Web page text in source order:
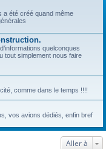
a été créé quand même
quelconques
tout simplement nous faire
comme dans le temps !!!!
vos avions dédiés, enfin bref
Aller à